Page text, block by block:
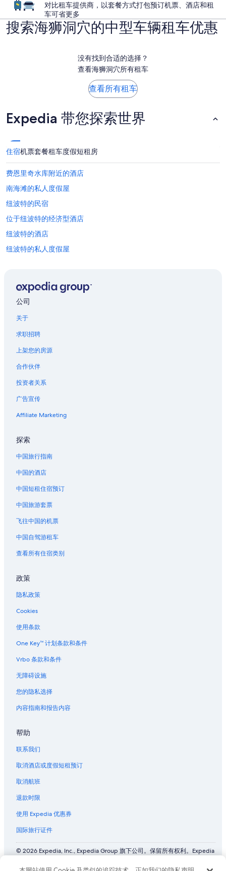
对比租车提供商，以套餐方式打包预订机票、酒店和租
车可省更多
搜索海狮洞穴的中型车辆租车优惠
没有找到合适的选择？
查看海狮洞穴所有租车
查看所有租车
Expedia 带您探索世界
住宿机票套餐租车度假短租房
费恩里奇水库附近的酒店
南海滩的私人度假屋
纽波特的民宿
位于纽波特的经济型酒店
纽波特的酒店
纽波特的私人度假屋
阿尔西厄的酒店
俄勒冈中部海岸的村舍
俄勒冈中部海岸的酒店
俄勒冈中部海岸的私人度假屋
玛瑙海滩的酒店
位于杜内斯城的豪华酒店
亚查茨的民宿
埃尔迈拉的酒店
厄齐沃特海岸的酒店
俄勒冈南部海岸的酒店
切希尔的家庭旅馆
哈里斯堡的酒店
佛罗伦萨的农业旅游旅馆
佛罗伦萨的家庭旅馆
佛罗伦萨的青年旅舍
位于佛罗伦萨的浪漫酒店
位于佛罗伦萨的酒庄酒店
佛罗伦萨的酒店
佛罗伦萨的农场
佛罗伦萨的度假村
位于托雷多的经济型酒店
雷神之井附近的酒店
公司
关于
求职招聘
上架您的房源
合作伙伴
投资者关系
广告宣传
Affiliate Marketing
探索
中国旅行指南
中国的酒店
中国短租住宿预订
中国旅游套票
飞往中国的机票
中国自驾游租车
查看所有住宿类别
政策
隐私政策
Cookies
使用条款
One Key™ 计划条款和条件
Vrbo 条款和条件
无障碍设施
您的隐私选择
内容指南和报告内容
帮助
联系我们
取消酒店或度假短租预订
取消航班
退款时限
使用 Expedia 优惠券
国际旅行证件
© 2026 Expedia, Inc., Expedia Group 旗下公司。保留所有权利。Expedia
标。 CST# 2029030-50.